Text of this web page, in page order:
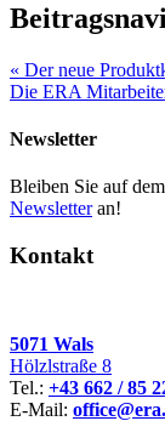
« Der neue
Die ERA
Newsletter
Bleiben Sie auf
Newsletteran!
Kontakt
5071 Wals
Hölzlstraße 8
Tel.: +43 662 / 85
E-Mail: